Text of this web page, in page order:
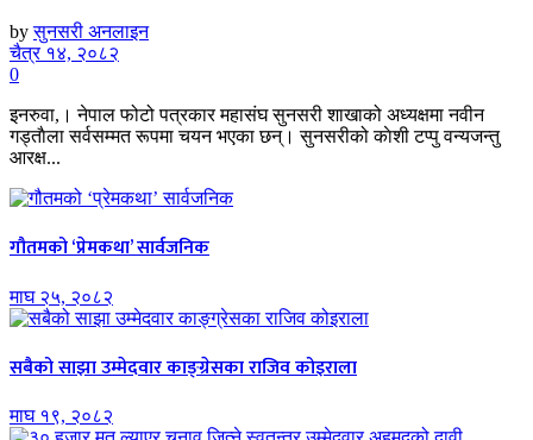
by सुनसरी अनलाइन
चैत्र १४, २०८२
0
इनरुवा,। नेपाल फोटो पत्रकार महासंघ सुनसरी शाखाको अध्यक्षमा नवीन
गड्ताैला सर्वसम्मत रूपमा चयन भएका छन्। सुनसरीको काेशी टप्पु वन्यजन्तु
आरक्ष...
गौतमको ‘प्रेमकथा’ सार्वजनिक
माघ २५, २०८२
सबैको साझा उम्मेदवार काङ्ग्रेसका राजिव कोइराला
माघ १९, २०८२